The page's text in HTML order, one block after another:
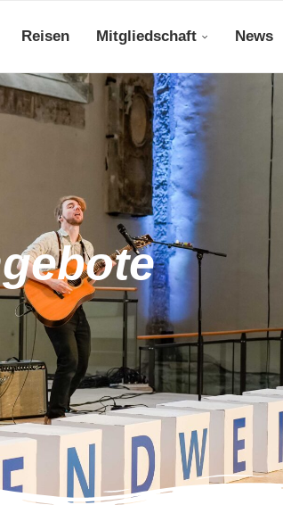
Reisen Mitgliedschaft News